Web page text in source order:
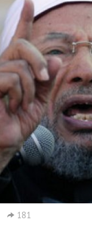
181